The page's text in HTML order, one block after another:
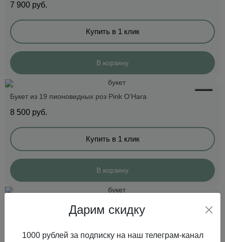
7 900 руб.
Купить в 1 клик
В корзину
Букет из 19 пионовидных роз Pink O’Hara
8 500 руб.
Купить в 1 клик
В корзину
Букет из 11 гортензийДарим скидку
1000 рублей за подписку на наш телеграм-канал